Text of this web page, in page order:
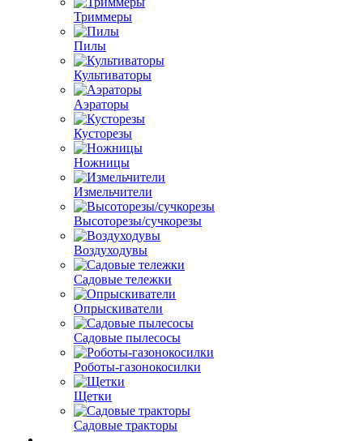
Триммеры
Пилы
Культиваторы
Аэраторы
Кусторезы
Ножницы
Измельчители
Высоторезы/сучкорезы
Воздуходувы
Садовые тележки
Опрыскиватели
Садовые пылесосы
Роботы-газонокосилки
Щетки
Садовые тракторы